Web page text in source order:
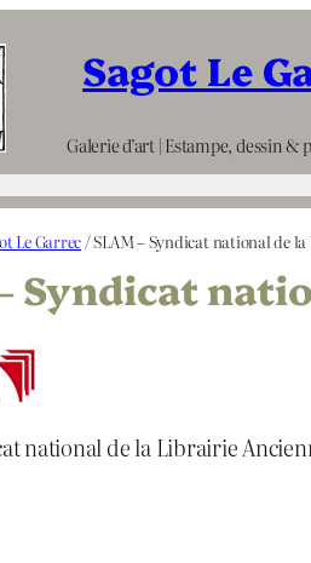
Sagot Le
Galerie d’art | Estampe, dessin &
Le Garrec / SLAM – Syndicat national de
Syndicat
national de la Librairie